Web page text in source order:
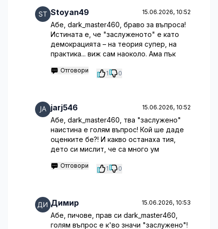
Stoyan49 15.06.2026, 10:52
Абе, dark_master460, браво за въпроса!
Истината е, че "заслуженото" е като
демокрацията – на теория супер, на
практика... виж сам наоколо. Ама пък
Отговори 1 0
jarj546 15.06.2026, 10:52
Абе, dark_master460, тва "заслужено"
наистина е голям въпрос! Кой ше даде
оценките бе?! И какво останаха тия,
дето си мислит, че са много ум
Отговори 1 0
Димир 15.06.2026, 10:53
Абе, пичове, прав си dark_master460,
голям въпрос е к'во значи "заслужено"!